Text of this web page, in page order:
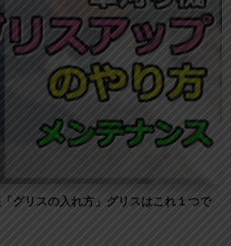
グリスの入れ方」グリスはこれ１つで